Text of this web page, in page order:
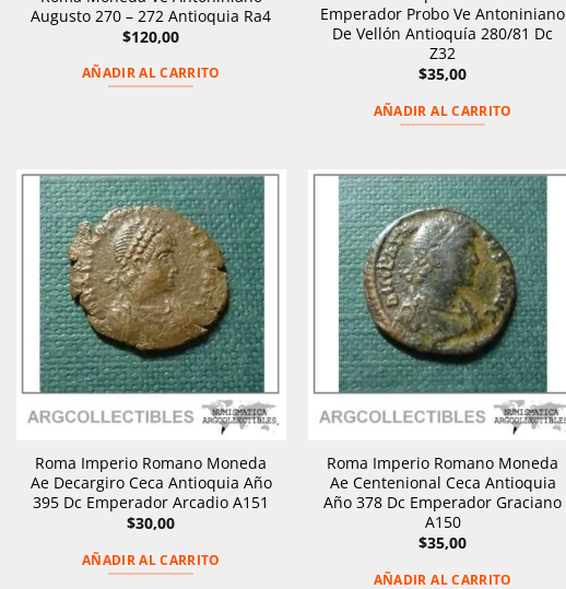
Augusto 270 – 272 Antioquia Ra4
$120,00
AÑADIR AL CARRITO
Emperador Probo Ve Antoniniano
De Vellón Antioquía 280/81 Dc
Z32
$35,00
AÑADIR AL CARRITO
Roma Imperio Romano Moneda
Ae Decargiro Ceca Antioquia Año
395 Dc Emperador Arcadio A151
$30,00
AÑADIR AL CARRITO
Roma Imperio Romano Moneda
Ae Centenional Ceca Antioquia
Año 378 Dc Emperador Graciano
A150
$35,00
AÑADIR AL CARRITO